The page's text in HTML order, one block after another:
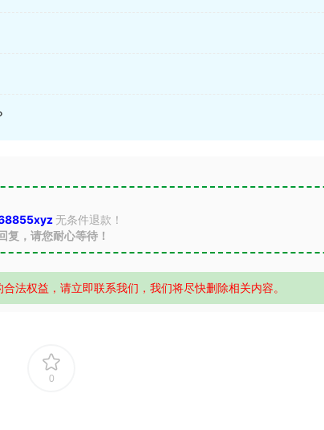
无条件退款！
复，请您耐心等待！
法权益，请立即联系我们，我们将尽快删除相关内容。
0